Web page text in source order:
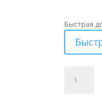
Быстрая
товара